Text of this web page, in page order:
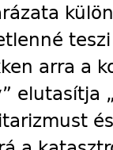
arra a
elutasítja